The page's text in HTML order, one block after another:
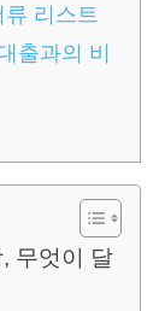
리스트
출과의 비
무엇이 달